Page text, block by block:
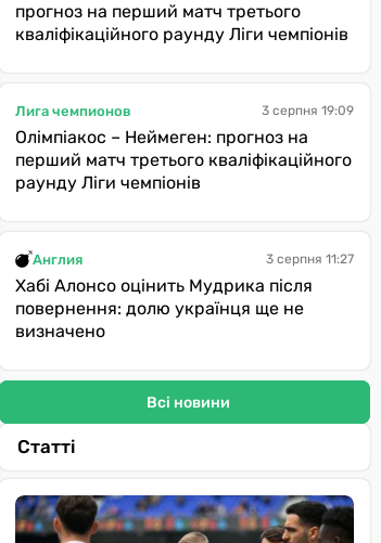
прогноз на перший матч третього
кваліфікаційного раунду Ліги чемпіонів
Лига чемпионов 3 серпня 19:09
Олімпіакос – Неймеген: прогноз на
перший матч третього кваліфікаційного
раунду Ліги чемпіонів
Англия 3 серпня 11:27
Хабі Алонсо оцінить Мудрика після
повернення: долю українця ще не
визначено
Всі новини
Статті